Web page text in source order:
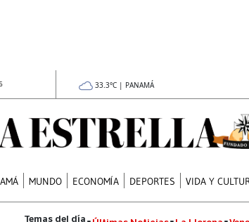
33.3°C | PANAMÁ
MUNDO ECONOMÍA DEPORTES VIDA Y